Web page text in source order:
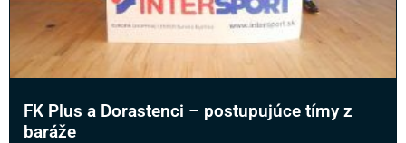
FK Plus a Dorastenci – postupujúce tímy z
baráže